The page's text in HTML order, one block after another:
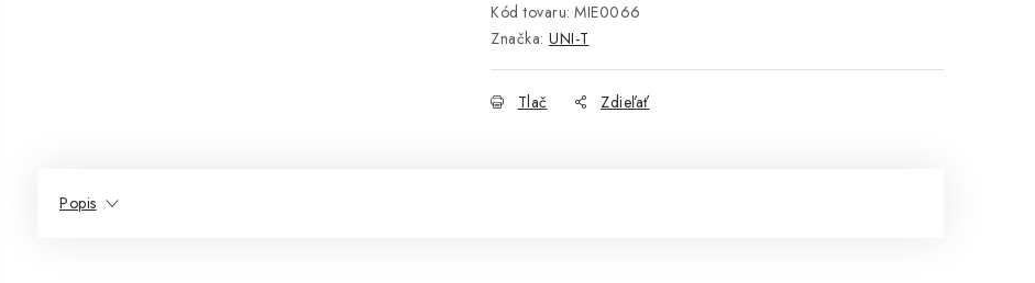
Kód tovaru: MIE0066
Značka: UNI-T
Tlač Zdieľať
Popis